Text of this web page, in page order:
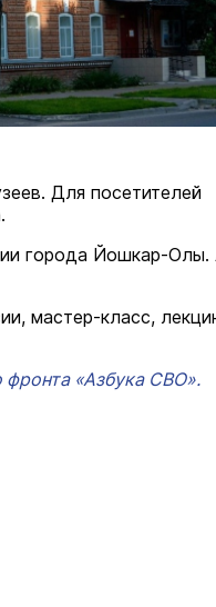
Для посетителей
города Йошкар-Олы.
мастер-класс,
«Азбука СВО».